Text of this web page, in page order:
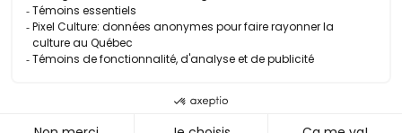
Bourses
Partenaires